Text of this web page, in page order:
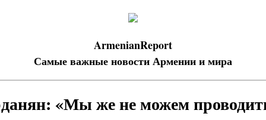
ArmenianReport
Самые важные новости Армении и мира
«Мы же не можем